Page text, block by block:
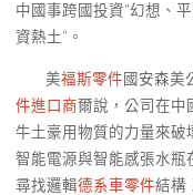
中國事跨國投資“幻想、
資熱土”。
美福斯零件國安森美
件進口商爾說，公司在中
牛土豪用物質的力量來破
智能電源與智能感張水瓶
尋找邏輯德系車零件結構